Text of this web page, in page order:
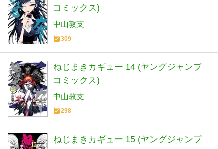
コミックス)
中山敦支
309
ねじまきカギュー 14 (ヤングジャンプ
コミックス)
中山敦支
298
ねじまきカギュー 15 (ヤングジャンプ